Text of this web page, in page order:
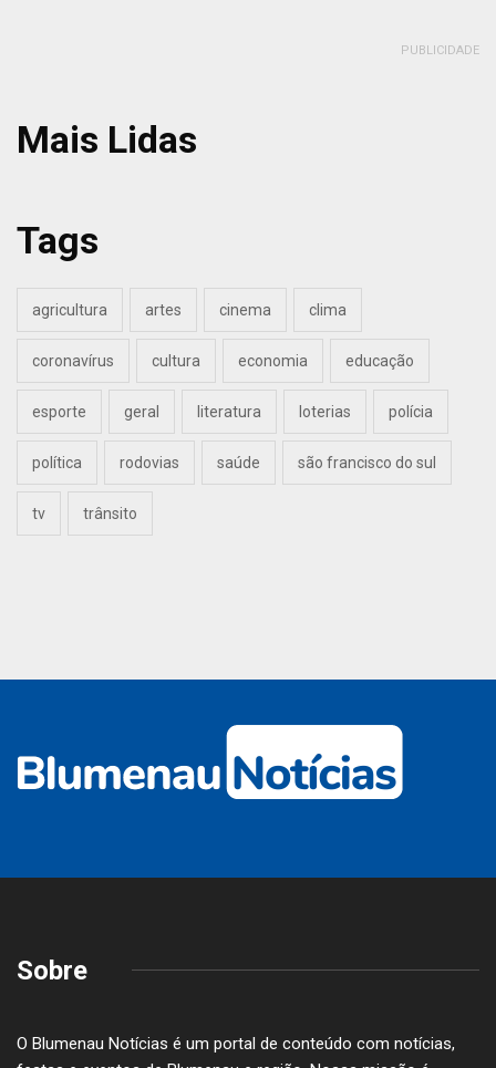
PUBLICIDADE
Mais Lidas
Tags
agricultura artes cinema clima
coronavírus cultura economia educação
esporte geral literatura loterias polícia
política rodovias saúde são francisco do sul
tv trânsito
Sobre
O Blumenau Notícias é um portal de conteúdo com notícias,